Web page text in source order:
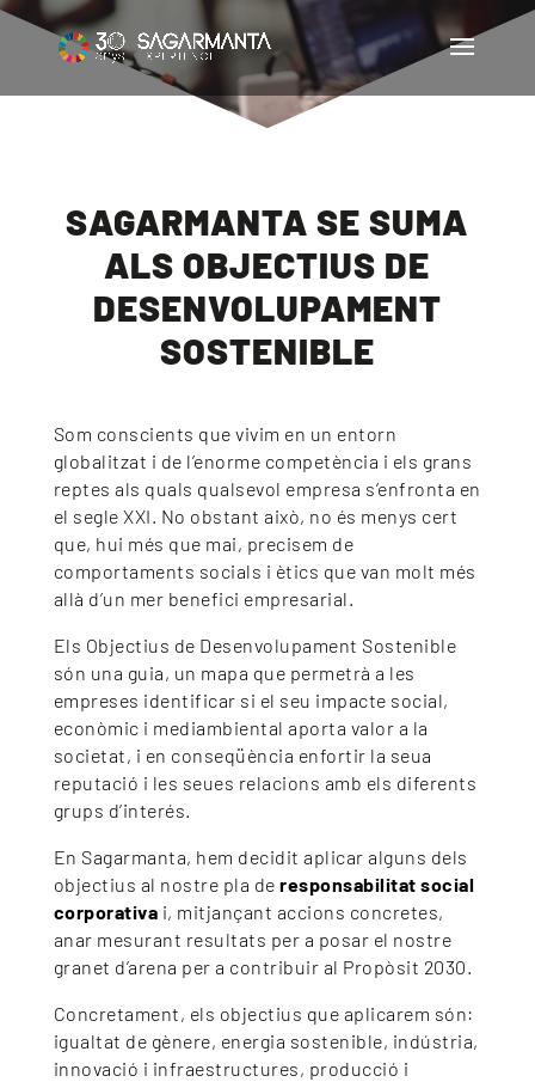
SAGARMANTA SE SUMA
ALS OBJECTIUS DE
DESENVOLUPAMENT
SOSTENIBLE
Som conscients que vivim en un entorn
globalitzat i de l’enorme competència i els grans
reptes als quals qualsevol empresa s’enfronta en
el segle XXI. No obstant això, no és menys cert
que, hui més que mai, precisem de
comportaments socials i ètics que van molt més
allà d’un mer benefici empresarial.
Els Objectius de Desenvolupament Sostenible
són una guia, un mapa que permetrà a les
empreses identificar si el seu impacte social,
econòmic i mediambiental aporta valor a la
societat, i en conseqüència enfortir la seua
reputació i les seues relacions amb els diferents
grups d’interés.
En Sagarmanta, hem decidit aplicar alguns dels
objectius al nostre pla deresponsabilitat social
corporativa i, mitjançant accions concretes,
anar mesurant resultats per a posar el nostre
granet d’arena per a contribuir al Propòsit 2030.
Concretament, els objectius que aplicarem són:
igualtat de gènere, energia sostenible, indústria,
innovació i infraestructures, producció i